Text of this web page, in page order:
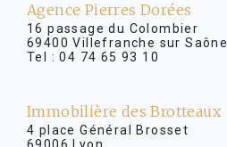
Agence Pierres Dorées
16 passage du Colombier
69400 Villefranche sur Saône
Tel :04 74 65 93 10
Immobilière des Brotteaux
4 place Général Brosset